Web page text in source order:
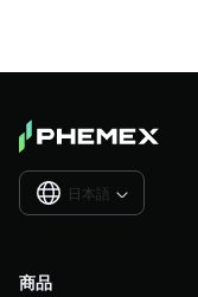
日本語 
商品